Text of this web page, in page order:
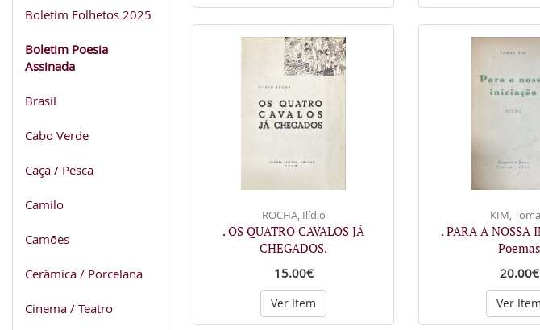
Boletim Folhetos 2025
Boletim Poesia
Assinada
Brasil
Cabo Verde
Caça / Pesca
Camilo
Camões
Cerâmica / Porcelana
Cinema / Teatro
ROCHA, Ilídio
. OS QUATRO CAVALOS JÁ
CHEGADOS.
15.00€
Ver Item
KIM,
. PARA A NOSSA
Poemas
20.00€
Ver Item